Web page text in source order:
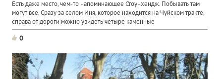
Есть даже место, чем-то напоминающее Стоунхендж. Побывать там
могут все. Сразу за селом Иня, которое находится на Чуйском тракте,
справа от дороги можно увидеть четыре каменные
0